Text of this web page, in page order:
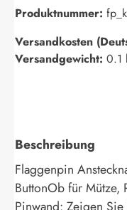
Produktnummer:
Versandkosten
Versandgewicht: 0.1
Beschreibung
Flaggenpin
ButtonOb für Mütze,